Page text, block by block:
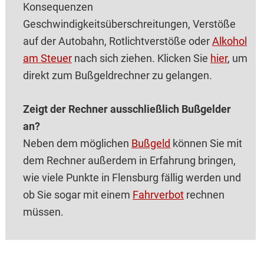
Konsequenzen
Geschwindigkeitsüberschreitungen, Verstöße
auf der Auto‌bahn, Rotlichtverstöße oderAlkohol
am Steuernach sich ziehen. Klicken Sie hier, um
direkt zum Bußgeldrechner zu gelangen.
Zeigt der Rechner ausschließlich Bußgelder
an?
Neben dem möglichen Bußgeld können Sie mit
dem Rechner außerdem in Erfahrung bringen,
wie viele Punkte in Flensburg fällig werden und
ob Sie sogar mit einem Fahrverbotrechnen
müssen.